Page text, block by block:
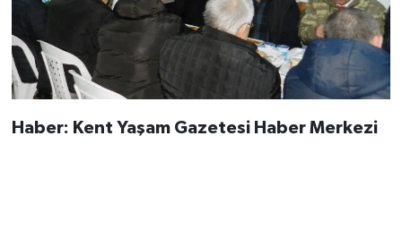
Haber: Kent Yaşam Gazetesi Haber Merkezi